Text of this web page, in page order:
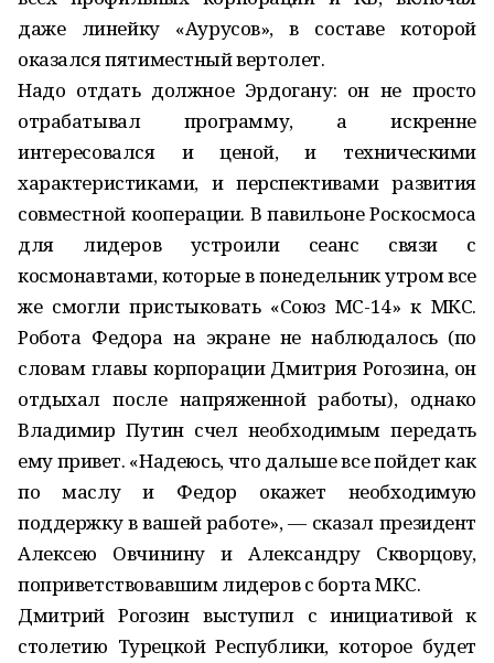
даже линейку «Аурусов», в составе которой
оказался пятиместный вертолет.
Надо отдать должное Эрдогану: он не просто
отрабатывал программу, а искренне
интересовался и ценой, и техническими
характеристиками, и перспективами развития
совместной кооперации. В павильоне Роскосмоса
для лидеров устроили сеанс связи с
космонавтами, которые в понедельник утром все
же смогли пристыковать «Союз МС-14» к МКС.
Робота Федора на экране не наблюдалось (по
словам главы корпорации Дмитрия Рогозина, он
отдыхал после напряженной работы), однако
Владимир Путин счел необходимым передать
ему привет. «Надеюсь, что дальше все пойдет как
по маслу и Федор окажет необходимую
поддержку в вашей работе», — сказал президент
Алексею Овчинину и Александру Скворцову,
поприветствовавшим лидеров с борта МКС.
Дмитрий Рогозин выступил с инициативой к
столетию Турецкой Республики, которое будет